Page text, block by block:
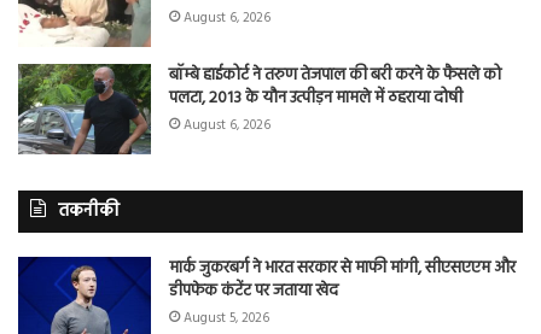
August 6, 2026
बॉम्बे हाईकोर्ट ने तरुण तेजपाल की बरी करने के फैसले को
पलटा, 2013 के यौन उत्पीड़न मामले में ठहराया दोषी
August 6, 2026
तकनीकी
मार्क जुकरबर्ग ने भारत सरकार से माफी मांगी, सीएसएएम और
डीपफेक कंटेंट पर जताया खेद
August 5, 2026